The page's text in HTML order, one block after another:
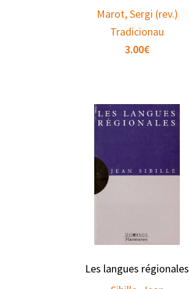
Marot, Sergi (rev.)
Tradicionau
3.00€
Les langues régionales